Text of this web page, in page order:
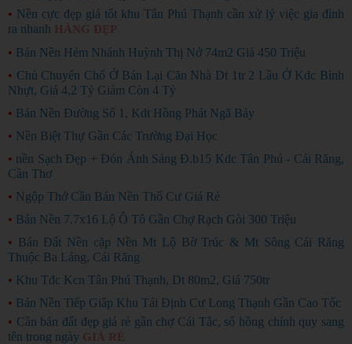
• Nền cực đẹp giá tốt khu Tân Phú Thạnh cần xử lý việc gia đình
ra nhanh HÀNG ĐẸP
• Bán Nền Hẻm Nhánh Huỳnh Thị Nở 74m2 Giá 450 Triệu
• Chủ Chuyển Chổ Ở Bán Lại Căn Nhà Dt 1tr 2 Lầu Ở Kdc Bình
Nhựt, Giá 4,2 Tỷ Giảm Còn 4 Tỷ
• Bán Nền Đường Số 1, Kdt Hồng Phát Ngã Bảy
• Nền Biệt Thự Gần Các Trường Đại Học
• nền Sạch Đẹp + Đón Ánh Sáng Đ.b15 Kdc Tân Phú - Cái Răng,
Cần Thơ
• Ngộp Thở Cần Bán Nền Thổ Cư Giá Rẻ
• Bán Nền 7.7x16 Lộ Ô Tô Gần Chợ Rạch Gòi 300 Triệu
• Bán Đất Nền cặp Nền Mt Lộ Bờ Trúc & Mt Sông Cái Răng
Thuộc Ba Láng, Cái Răng
• Khu Tđc Kcn Tân Phú Thạnh, Dt 80m2, Giá 750tr
• Bán Nền Tiếp Giâp Khu Tái Định Cư Long Thạnh Gần Cao Tốc
• Cần bán đất đẹp giá rẻ gần chợ Cái Tắc, sổ hồng chính quy sang
tên trong ngày GIÁ RẺ